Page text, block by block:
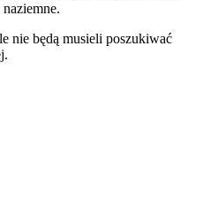
.
nie będą musieli poszukiwać